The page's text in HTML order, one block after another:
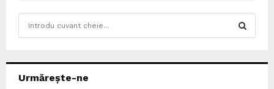
h
Urmărește-ne